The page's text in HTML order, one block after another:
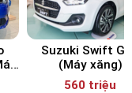
Suzuki Swift
(Máy xăng)
560 triệu